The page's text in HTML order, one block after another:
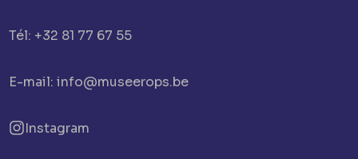
Tél: +32 81 77 67 55
E-mail: info@museerops.be
Instagram